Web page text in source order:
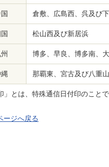
倉敷、広島西、呉及び
松山西及び新居浜
博多、早良、博多南、
那覇東、宮古及び八重山
」とは、特殊通信日付印のことで
ージへ戻る